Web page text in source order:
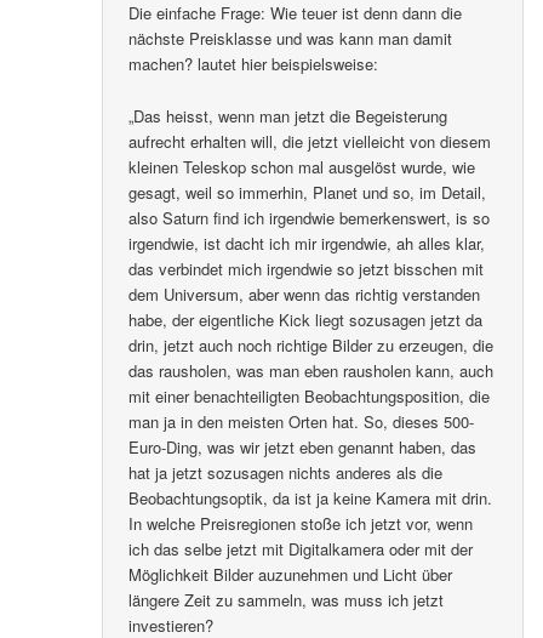
Die einfache Frage: Wie teuer ist denn dann die
nächste Preisklasse und was kann man damit
machen? lautet hier beispielsweise:
„Das heisst, wenn man jetzt die Begeisterung
aufrecht erhalten will, die jetzt vielleicht von diesem
kleinen Teleskop schon mal ausgelöst wurde, wie
gesagt, weil so immerhin, Planet und so, im Detail,
also Saturn find ich irgendwie bemerkenswert, is so
irgendwie, ist dacht ich mir irgendwie, ah alles klar,
das verbindet mich irgendwie so jetzt bisschen mit
dem Universum, aber wenn das richtig verstanden
habe, der eigentliche Kick liegt sozusagen jetzt da
drin, jetzt auch noch richtige Bilder zu erzeugen, die
das rausholen, was man eben rausholen kann, auch
mit einer benachteiligten Beobachtungsposition, die
man ja in den meisten Orten hat. So, dieses 500-
Euro-Ding, was wir jetzt eben genannt haben, das
hat ja jetzt sozusagen nichts anderes als die
Beobachtungsoptik, da ist ja keine Kamera mit drin.
In welche Preisregionen stoße ich jetzt vor, wenn
ich das selbe jetzt mit Digitalkamera oder mit der
Möglichkeit Bilder auzunehmen und Licht über
längere Zeit zu sammeln, was muss ich jetzt
investieren?